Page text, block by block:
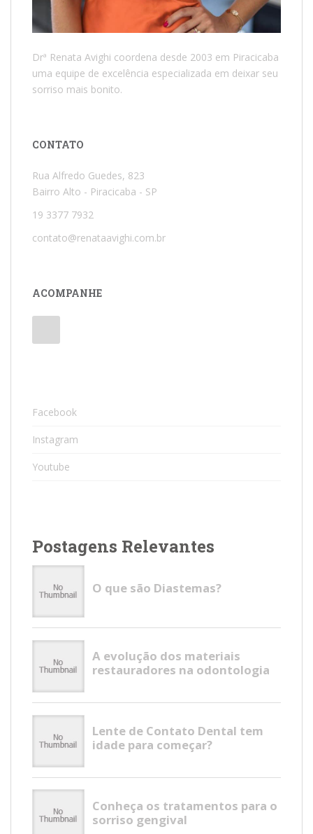
Drª Renata Avighi coordena desde 2003 em Piracicaba
uma equipe de excelência especializada em deixar seu
sorriso mais bonito.
CONTATO
Rua Alfredo Guedes, 823
Bairro Alto - Piracicaba - SP
19 3377 7932
contato@renataavighi.com.br
ACOMPANHE
Facebook
Instagram
Youtube
Postagens Relevantes